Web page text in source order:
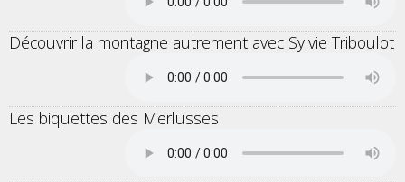
Découvrir la montagne autrement avec Sylvie Triboulot
Les biquettes des Merlusses